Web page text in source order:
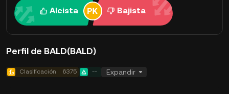
Alcista Bajista
Perfil de BALD(BALD)
Clasificación 6375 -- Expandir